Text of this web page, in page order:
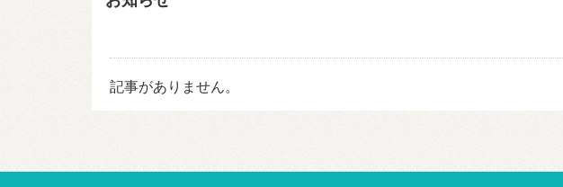
記事がありません。